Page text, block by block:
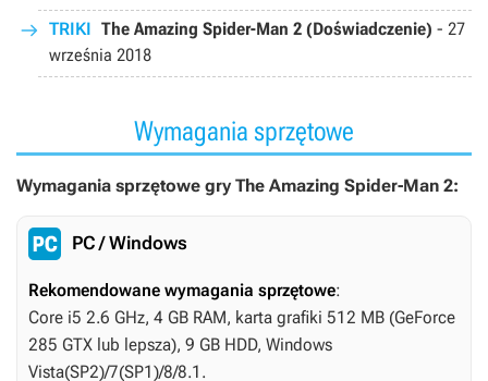
TRIKI The Amazing Spider-Man 2 (Doświadczenie) - 27
września 2018
Wymagania sprzętowe
Wymagania sprzętowe gry The Amazing Spider-Man 2:
PC / Windows
Rekomendowane wymagania sprzętowe:
Core i5 2.6 GHz, 4 GB RAM, karta grafiki 512 MB (GeForce
285 GTX lub lepsza), 9 GB HDD, Windows
Vista(SP2)/7(SP1)/8/8.1.